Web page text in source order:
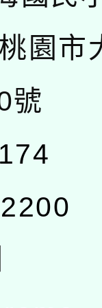
園市
號